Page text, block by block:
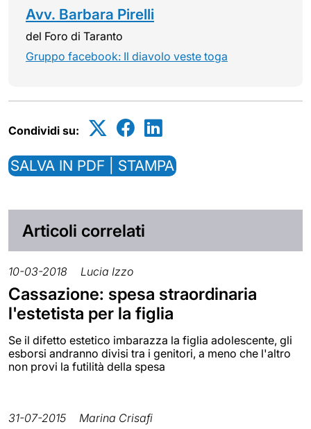
Avv. Barbara Pirelli
del Foro di Taranto
Gruppo facebook: Il diavolo veste toga
Condividi su:
SALVA IN PDF | STAMPA
Articoli correlati
10-03-2018 Lucia Izzo
Cassazione: spesa straordinaria
l'estetista per la figlia
Se il difetto estetico imbarazza la figlia adolescente, gli
esborsi andranno divisi tra i genitori, a meno che l'altro
non provi la futilità della spesa
31-07-2015 Marina Crisafi